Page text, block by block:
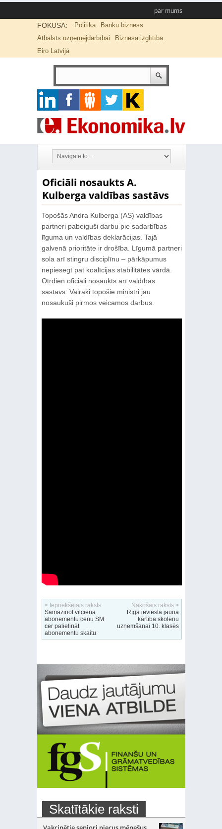
par mums
FOKUSĀ: Politika
Banku bizness
Atbalsts uzņēmējdarbībai
Biznesa izglītība
Eiro Latvijā
Oficiāli nosaukts A.
Kulberga valdības sastāvs
Topošās Andra Kulberga (AS) valdības
partneri pabeiguši darbu pie sadarbības
līguma un valdības deklarācijas. Tajā
galvenā prioritāte ir drošība. Līgumā partneri
sola arī stingru disciplīnu – pārkāpumus
nepiesegt pat koalīcijas stabilitātes vārdā.
Otrdien oficiāli nosaukts arī valdības
sastāvs. Vairāki topošie ministri jau
nosaukuši pirmos veicamos darbus.
< Iepriekšējais raksts
Samazinot vilciena
abonementu cenu SM
cer palielināt
abonementu skaitu
Nākošais raksts >
Rīgā ieviesta jauna
kārtība skolēnu
uzņemšanai 10. klasēs
Skatītākie raksti